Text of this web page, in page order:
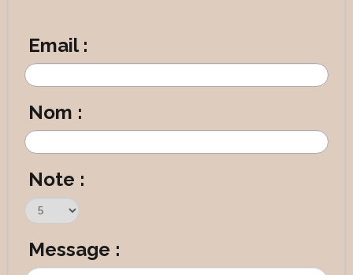
Email :
Nom :
Note :
Message :